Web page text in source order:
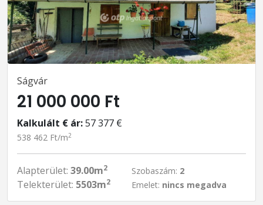
Ságvár
21 000 000 Ft
Kalkulált € ár:57 377 €
538 462 Ft/m2
Alapterület: 39.00m2
Telekterület: 5503m2
Szobaszám: 2
Emelet: nincs megadva